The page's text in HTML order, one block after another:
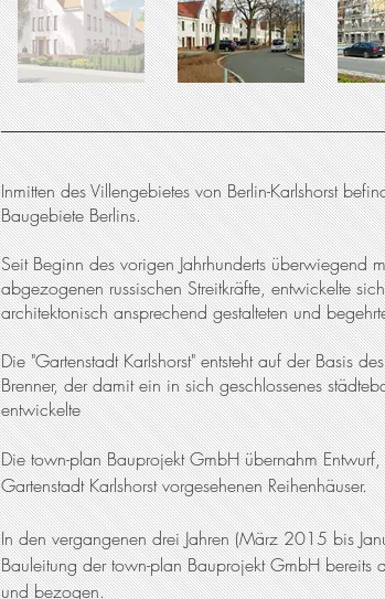
Inmitten des Villengebietes von Berlin-Karlshorst
Baugebiete Berlins.
Seit Beginn des vorigen Jahrhunderts
abgezogenen russischen Streitkräfte, entwickelte
architektonisch ansprechend gestalteten und
Die "Gartenstadt Karlshorst" entsteht auf der Basis
Brenner, der damit ein in sich geschlossenes
entwickelte
Die town-plan Bauprojekt GmbH übernahm
Gartenstadt Karlshorst vorgesehenen Reihenhäuser.
In den vergangenen drei Jahren (März 2015 bis
Bauleitung der town-plan Bauprojekt GmbH bereits
und bezogen.